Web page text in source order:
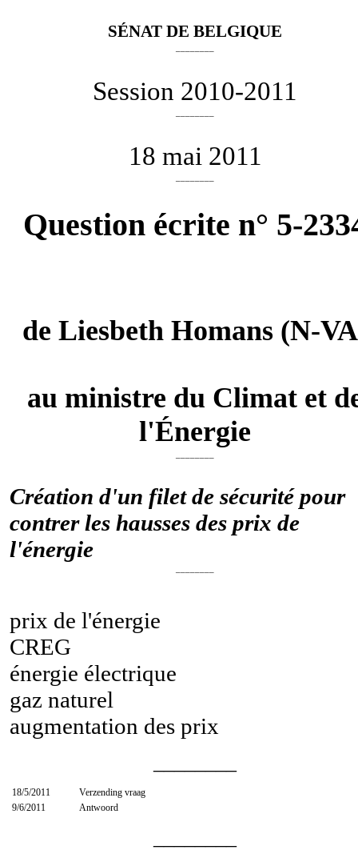
SÉNAT DE BELGIQUE
Session 2010-2011
18 mai 2011
Question écrite n° 5-
deLiesbeth Homans (N-
au ministre du Climat et
l'Énergie
Création d'un filet de sécurité pour
contrer les hausses des prix de
l'énergie
prix de l'énergie
CREG
énergie électrique
gaz naturel
augmentation des prix
18/5/2011
Verzending vraag
9/6/2011
Antwoord